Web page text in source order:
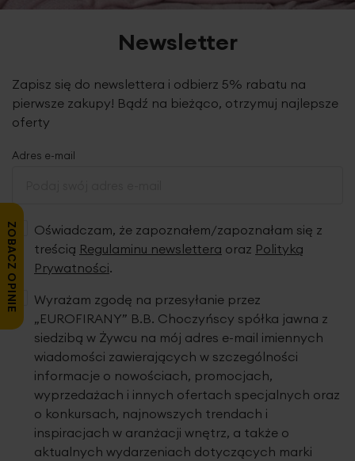
Newsletter
Zapisz się do newslettera i odbierz 5% rabatu na
pierwsze zakupy! Bądź na bieżąco, otrzymuj najlepsze
oferty
Adres e-mail
Oświadczam, że zapoznałem/zapoznałam się z
treścią Regulaminu newslettera oraz Polityką
Prywatności.
Wyrażam zgodę na przesyłanie przez
„EUROFIRANY” B.B. Choczyńscy spółka jawna z
siedzibą w Żywcu na mój adres e-mail imiennych
wiadomości zawierających w szczególności
informacje o nowościach, promocjach,
wyprzedażach i innych ofertach specjalnych oraz
o konkursach, najnowszych trendach i
inspiracjach w aranżacji wnętrz, a także o
aktualnych wydarzeniach dotyczących marki
ZOBACZ OPINIE